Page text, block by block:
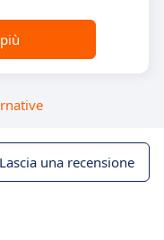
Lascia una recensione